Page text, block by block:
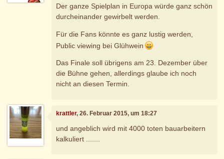
Der ganze Spielplan in Europa würde ganz schön
durcheinander gewirbelt werden.
Für die Fans könnte es ganz lustig werden,
Public viewing bei Glühwein
Das Finale soll übrigens am 23. Dezember über
die Bühne gehen, allerdings glaube ich noch
nicht an diesen Termin.
krattler, 26. Februar 2015, um 18:27
und angeblich wird mit 4000 toten bauarbeitern
kalkuliert .......